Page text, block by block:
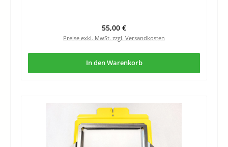
Regulärer Preis:
55,00 €
Preise exkl. MwSt. zzgl. Versandkosten
In den Warenkorb